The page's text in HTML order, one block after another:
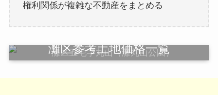
権利関係が複雑な不動産をまとめる
灘区参考土地価格一覧